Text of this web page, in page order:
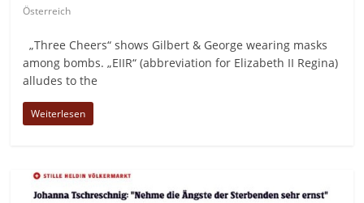
Österreich
„Three Cheers“ shows Gilbert & George wearing masks
among bombs. „EIIR“ (abbreviation for Elizabeth II Regina)
alludes to the
Weiterlesen